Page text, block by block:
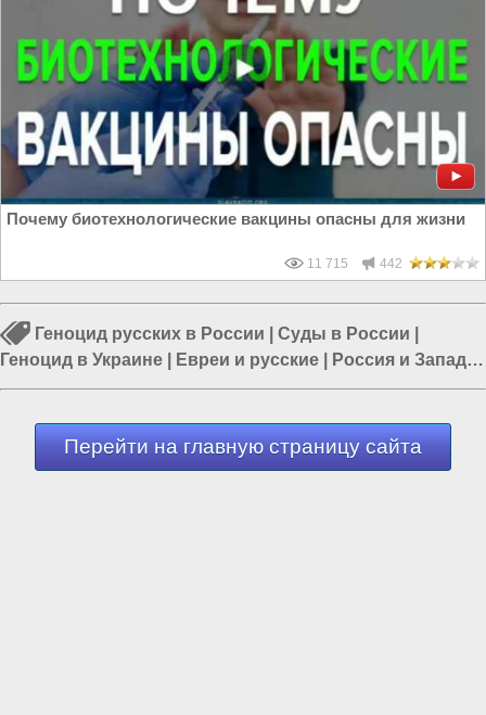
Почему биотехнологические вакцины опасны для жизни
11 715 442
Геноцид русских в России Суды в России
Геноцид в Украине
Евреи и русские Россия и Запад|
Россия и Евразия|Евреи и Украина
Перейти на главную страницу сайта